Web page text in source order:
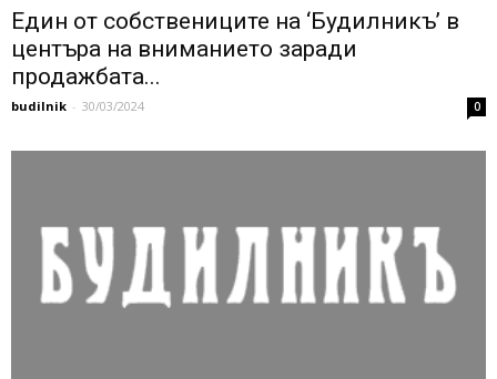
Един от собствениците на ‘Будилникъ’ в
центъра на вниманието заради
продажбата...
budilnik - 30/03/2024 0